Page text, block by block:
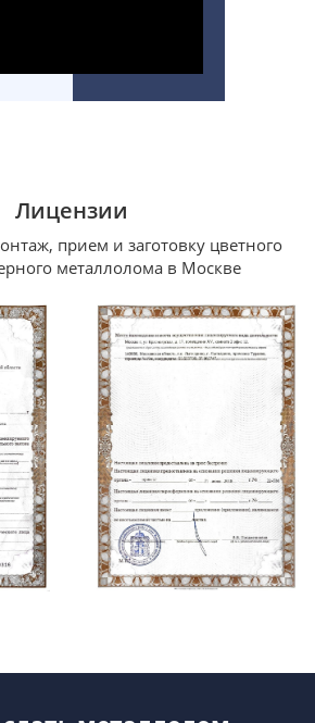
Лицензии
прием и заготовку цветного
металлолома в Москве